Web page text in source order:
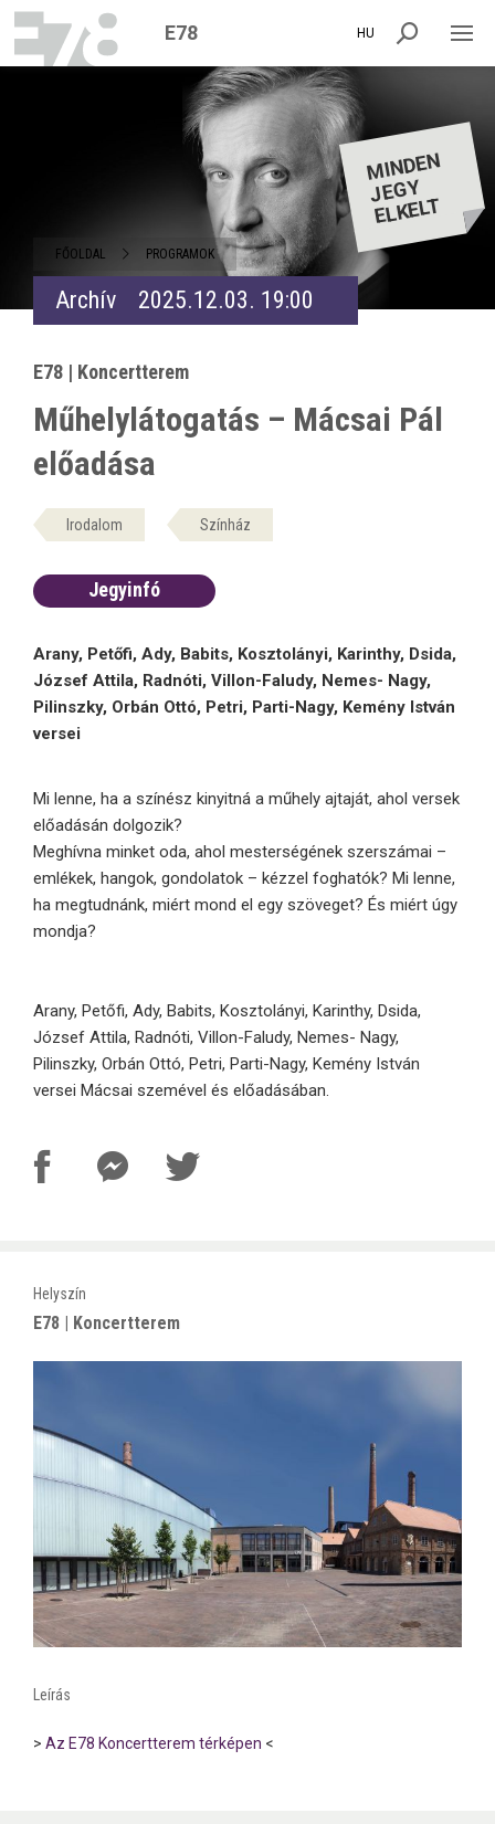
E78 HU
MI
NDE
N
JE
GY
ELKEL
T
FŐOLDAL PROGRAMOK
Archív 2025.12.03. 19:00
E78 | Koncertterem
Műhelylátogatás – Mácsai Pál
előadása
Irodalom Színház
Jegyinfó
Arany, Petőfi, Ady, Babits, Kosztolányi, Karinthy, Dsida,
József Attila, Radnóti, Villon-Faludy, Nemes- Nagy,
Pilinszky, Orbán Ottó, Petri, Parti-Nagy, Kemény István
versei
Mi lenne, ha a színész kinyitná a műhely ajtaját, ahol versek
előadásán dolgozik?
Meghívna minket oda, ahol mesterségének szerszámai –
emlékek, hangok, gondolatok – kézzel foghatók? Mi lenne,
ha megtudnánk, miért mond el egy szöveget? És miért úgy
mondja?
Arany, Petőfi, Ady, Babits, Kosztolányi, Karinthy, Dsida,
József Attila, Radnóti, Villon-Faludy, Nemes- Nagy,
Pilinszky, Orbán Ottó, Petri, Parti-Nagy, Kemény István
versei Mácsai szemével és előadásában.
Helyszín
E78 | Koncertterem
Leírás
> Az E78 Koncertterem térképen <